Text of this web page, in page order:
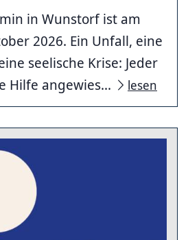
in Wunstorf ist am
2026. Ein Unfall, eine
seelische Krise: Jeder
Hilfe angewies...
lesen